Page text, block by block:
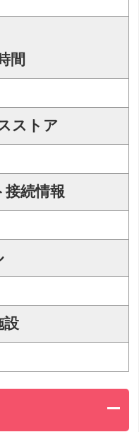
間
ストア
続情報
設